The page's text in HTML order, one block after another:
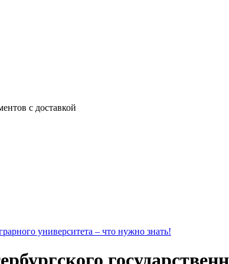
с доставкой
университета – что нужно знать!